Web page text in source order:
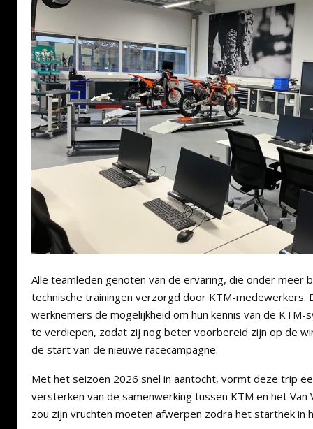
Alle teamleden genoten van de ervaring, die onder meer
technische trainingen verzorgd door KTM-medewerkers.
werknemers de mogelijkheid om hun kennis van de
te verdiepen, zodat zij nog beter voorbereid zijn op de
de start van de nieuwe racecampagne.
Met het seizoen 2026 snel in aantocht, vormt deze trip
versterken van de samenwerking tussen KTM en het
zou zijn vruchten moeten afwerpen zodra het starthek in